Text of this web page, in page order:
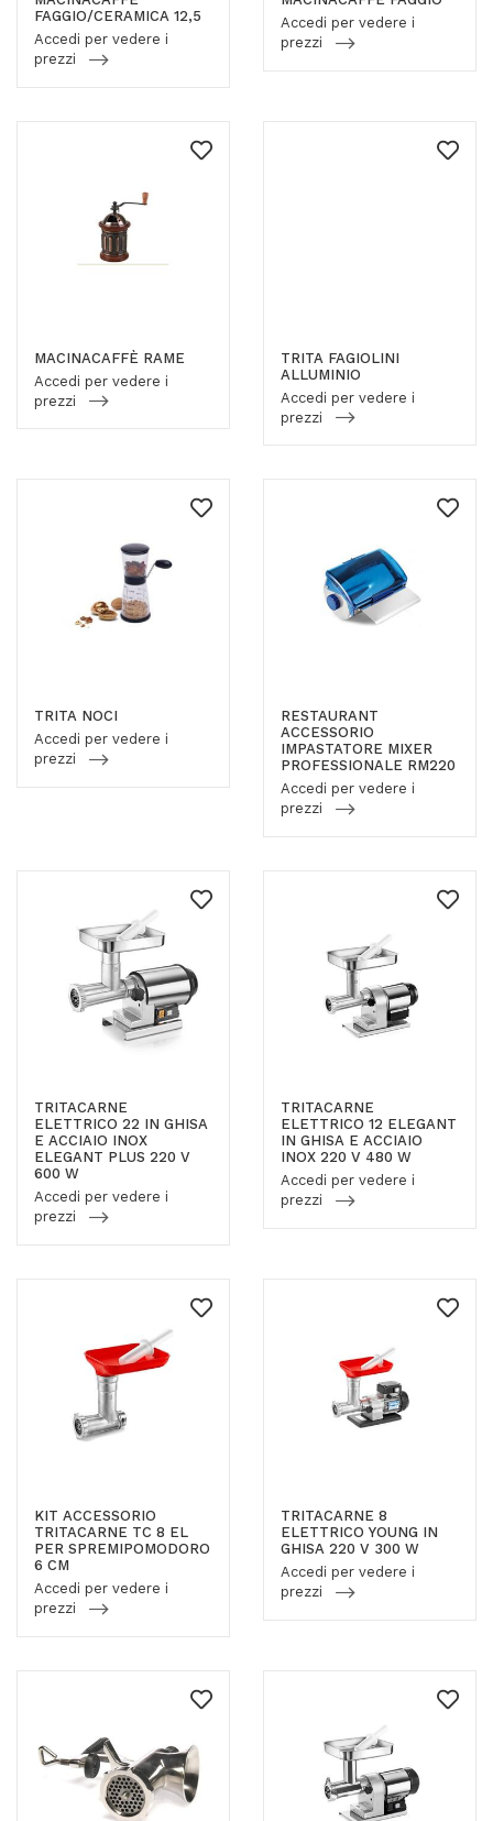
FAGGIO/CERAMICA 12,5
Accedi per vedere i
prezzi
Accedi per vedere i
prezzi
MACINACAFFÈ RAME
Accedi per vedere i
prezzi
TRITA FAGIOLINI
ALLUMINIO
Accedi per vedere i
prezzi
TRITA NOCI
Accedi per vedere i
prezzi
RESTAURANT
ACCESSORIO
IMPASTATORE MIXER
PROFESSIONALE RM220
Accedi per vedere i
prezzi
TRITACARNE
ELETTRICO 22 IN GHISA
E ACCIAIO INOX
ELEGANT PLUS 220 V
600 W
Accedi per vedere i
prezzi
TRITACARNE
ELETTRICO 12 ELEGANT
IN GHISA E ACCIAIO
INOX 220 V 480 W
Accedi per vedere i
prezzi
KIT ACCESSORIO
TRITACARNE TC 8 EL
PER SPREMIPOMODORO
6 CM
Accedi per vedere i
prezzi
TRITACARNE 8
ELETTRICO YOUNG IN
GHISA 220 V 300 W
Accedi per vedere i
prezzi